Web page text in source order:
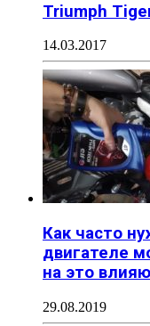
Triumph
14.03.2017
Как часто
двигателе
на это
29.08.2019